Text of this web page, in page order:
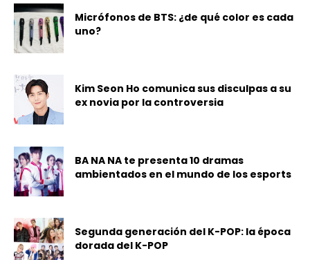
Micrófonos de BTS: ¿de qué color es cada
uno?
Kim Seon Ho comunica sus disculpas a su
ex novia por la controversia
BA NA NA te presenta 10 dramas
ambientados en el mundo de los esports
Segunda generación del K-POP: la época
dorada del K-POP